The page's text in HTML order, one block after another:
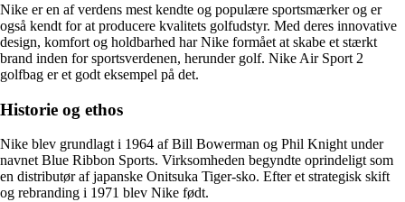
Nike er en af verdens mest kendte og populære sportsmærker og er
også kendt for at producere kvalitets golfudstyr. Med deres innovative
design, komfort og holdbarhed har Nike formået at skabe et stærkt
brand inden for sportsverdenen, herunder golf. Nike Air Sport 2
golfbag er et godt eksempel på det.
Historie og ethos
Nike blev grundlagt i 1964 af Bill Bowerman og Phil Knight under
navnet Blue Ribbon Sports. Virksomheden begyndte oprindeligt som
en distributør af japanske Onitsuka Tiger-sko. Efter et strategisk skift
og rebranding i 1971 blev Nike født.